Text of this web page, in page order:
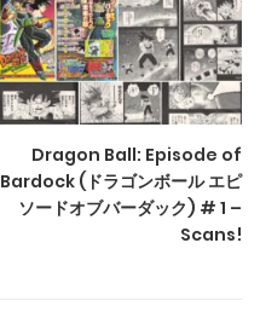
Dragon Ball: Episode of
Bardock (ドラゴンボール エピ
ソードオブバーダック) # 1 –
Scans!